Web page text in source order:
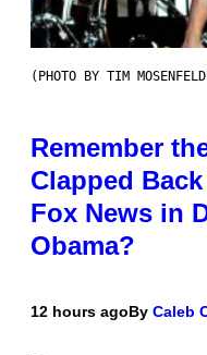
(PHOTO BY TIM
Remember
Clapped
Fox News in
Obama?
12 hours agoBy Caleb